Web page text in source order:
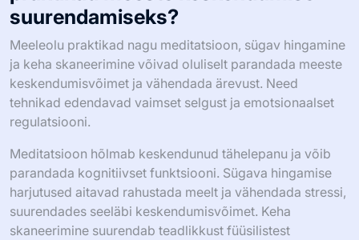
suurendamiseks?
Meeleolu praktikad nagu meditatsioon, sügav hingamine
ja keha skaneerimine võivad oluliselt parandada meeste
keskendumisvõimet ja vähendada ärevust. Need
tehnikad edendavad vaimset selgust ja emotsionaalset
regulatsiooni.
Meditatsioon hõlmab keskendunud tähelepanu ja võib
parandada kognitiivset funktsiooni. Sügava hingamise
harjutused aitavad rahustada meelt ja vähendada stressi,
suurendades seeläbi keskendumisvõimet. Keha
skaneerimine suurendab teadlikkust füüsilistest